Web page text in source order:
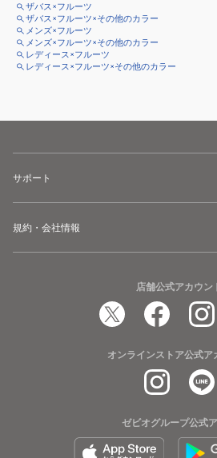
ザバス×フルーツ
ザバス×フルーツ×その他のカラー
メンズ×フルーツ
メンズ×フルーツ×その他のカラー
レディース×フルーツ
レディース×フルーツ×その他のカラー
サポート
規約・会社情報
店舗公式アカウン
オンラインストア公式ア
ゼビオグループ公式